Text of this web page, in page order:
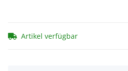
Artikel verfügbar